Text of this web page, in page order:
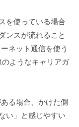
を使っている場合
ンスが流れること
ネット通信を使う
ようなキャリアガ
る場合、かけた側
い」と感じやすい